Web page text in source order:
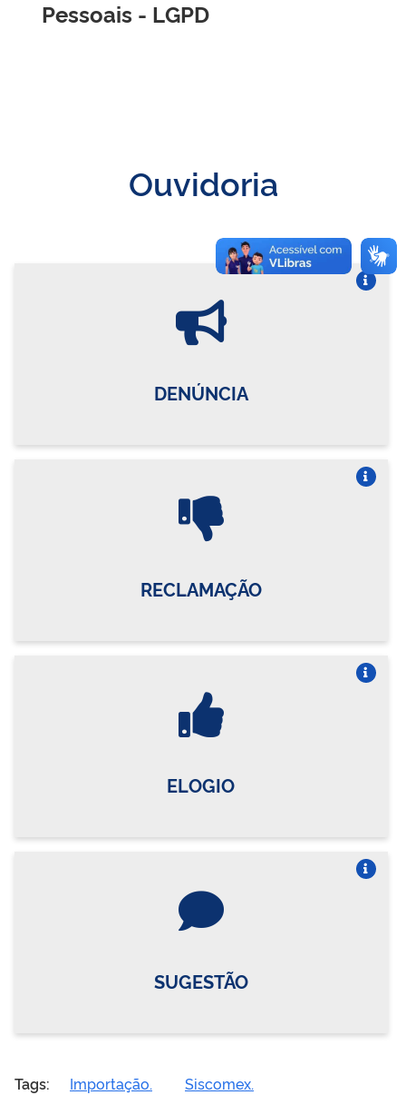
Pessoais - LGPD
Ouvidoria
DENÚNCIA
RECLAMAÇÃO
ELOGIO
SUGESTÃO
Tags: Importação.
Siscomex.